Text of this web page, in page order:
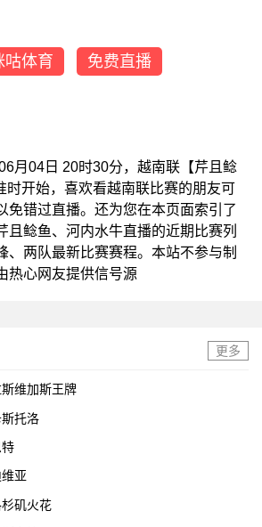
咕体育
免费直播
月04日 20时30分，越南联【芹且鲶
时开始，喜欢看越南联比赛的朋友可
免错过直播。还为您在本页面索引了
且鲶鱼、河内水牛直播的近期比赛列
、两队最新比赛赛程。本站不参与制
热心网友提供信号源
更多
维加斯王牌
托洛
亚
矶火花